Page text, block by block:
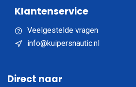
Klantenservice
Veelgestelde vragen
info@kuipersnautic.nl
Direct naar